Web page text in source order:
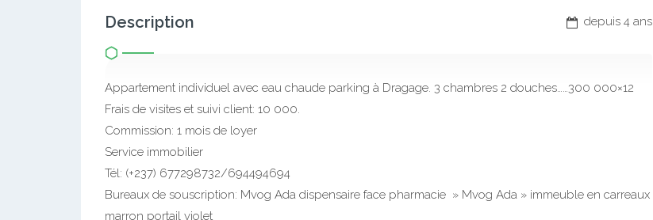
depuis 4 ans
Description
Appartement individuel avec eau chaude parking à Dragage. 3 chambres 2 douches……300 000×12
Frais de visites et suivi client: 10 000.
Commission: 1 mois de loyer
Service immobilier
Tél: (+237) 677298732/694494694
Bureaux de souscription: Mvog Ada dispensaire face pharmacie » Mvog Ada » immeuble en carreaux
marron portail violet